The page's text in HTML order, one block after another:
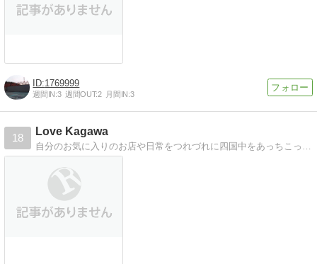
1769999
週間IN:3 週間OUT:2 月間IN:3
18
Love Kagawa
自分のお気に入りのお店や日常をつれづれに四国中をあっちこっちと巡っています。インテリア・雑貨大好き